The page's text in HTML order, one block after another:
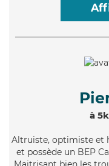
à
Altruiste, optimiste et
et possède un BEP